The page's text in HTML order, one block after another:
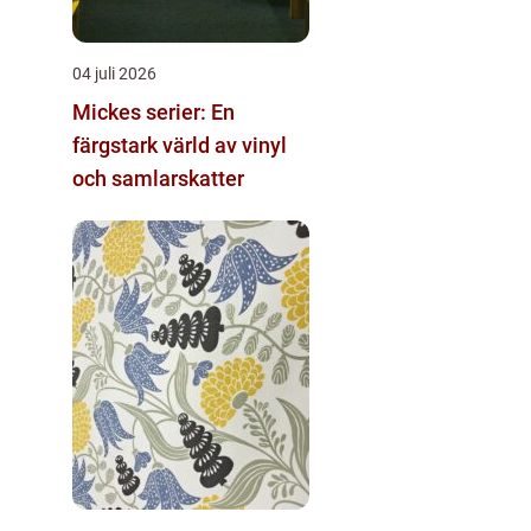
04 juli 2026
Mickes serier: En
färgstark värld av vinyl
och samlarskatter